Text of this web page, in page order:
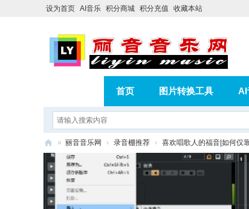
设为首页 AI音乐 积分商城 积分充值 收藏本站
首页 图片转换工具 AI
分享 记录
» 丽音音乐网 › 录音棚推荐 › 喜欢唱歌人的福音|如何仅